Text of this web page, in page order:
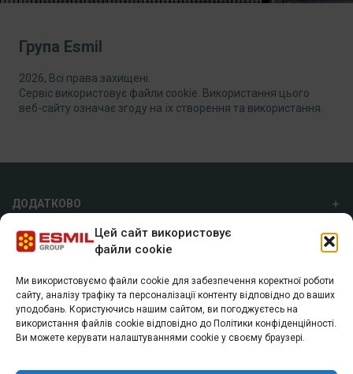
Цей сайт використовує
файли cookie
Ми використовуємо файли cookie для забезпечення коректної роботи
сайту, аналізу трафіку та персоналізації контенту відповідно до ваших
уподобань. Користуючись нашим сайтом, ви погоджуєтесь на
використання файлів cookie відповідно до Політики конфіденційності.
Ви можете керувати налаштуваннями cookie у своєму браузері.
Група Esmil
2026, Всі права захищені.
Сервіс використовує файли cookie. Використання цього
веб-сайту означає згоду на їх створення та використання.
ДОДАТКОВО
ПРО НАС
ГРУПА ESMIL
а/с 7055, м. Харків, 61072
+38 (057) 74 40 800